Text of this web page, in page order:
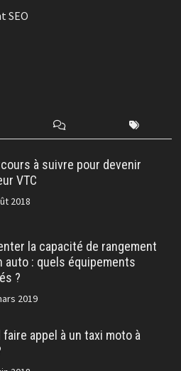
SEO
à suivre pour devenir
VTC
2018
la capacité de rangement
auto : quels équipements
?
2019
faire appel à un taxi moto à